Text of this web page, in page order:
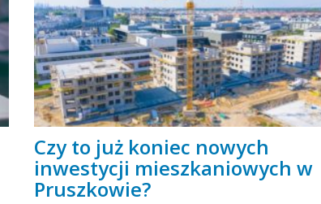
Czy to już koniec nowych
inwestycji mieszkaniowych w
Pruszkowie?